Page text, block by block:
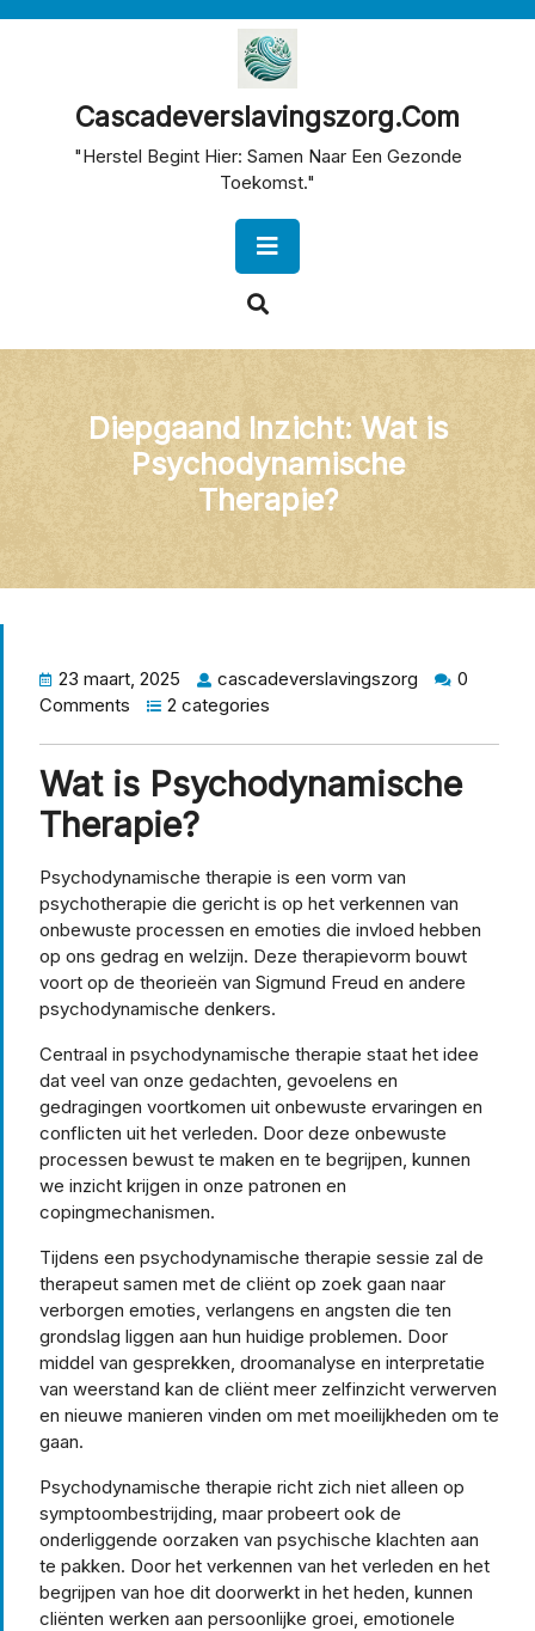
Cascadeverslavingszorg.com
"Herstel Begint Hier: Samen Naar Een Gezonde
Toekomst."
Button
Diepgaand Inzicht: Wat is
Psychodynamische
Therapie?
23 maart, 2025 cascadeverslavingszorg
0
Comments
2 categories
Wat is Psychodynamische
Therapie?
Psychodynamische therapie is een vorm van
psychotherapie die gericht is op het verkennen van
onbewuste processen en emoties die invloed hebben
op ons gedrag en welzijn. Deze therapievorm bouwt
voort op de theorieën van Sigmund Freud en andere
psychodynamische denkers.
Centraal in psychodynamische therapie staat het idee
dat veel van onze gedachten, gevoelens en
gedragingen voortkomen uit onbewuste ervaringen en
conflicten uit het verleden. Door deze onbewuste
processen bewust te maken en te begrijpen, kunnen
we inzicht krijgen in onze patronen en
copingmechanismen.
Tijdens een psychodynamische therapie sessie zal de
therapeut samen met de cliënt op zoek gaan naar
verborgen emoties, verlangens en angsten die ten
grondslag liggen aan hun huidige problemen. Door
middel van gesprekken, droomanalyse en interpretatie
van weerstand kan de cliënt meer zelfinzicht verwerven
en nieuwe manieren vinden om met moeilijkheden om te
gaan.
Psychodynamische therapie richt zich niet alleen op
symptoombestrijding, maar probeert ook de
onderliggende oorzaken van psychische klachten aan
te pakken. Door het verkennen van het verleden en het
begrijpen van hoe dit doorwerkt in het heden, kunnen
cliënten werken aan persoonlijke groei, emotionele